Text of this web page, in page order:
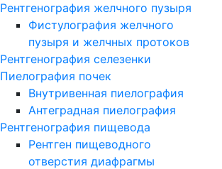
Рентгенография желчного пузыря
Фистулография желчного
пузыря и желчных протоков
Рентгенография селезенки
Пиелография почек
Внутривенная пиелография
Антеградная пиелография
Рентгенография пищевода
Рентген пищеводного
отверстия диафрагмы